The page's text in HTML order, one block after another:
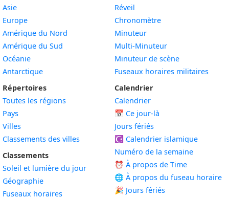
Asie
Europe
Amérique du Nord
Amérique du Sud
Océanie
Antarctique
Répertoires
Toutes les régions
Pays
Villes
Classements des villes
Classements
Soleil et lumière du jour
Géographie
Fuseaux horaires
Réveil
Chronomètre
Minuteur
Multi-Minuteur
Minuteur de scène
Fuseaux horaires militaires
Calendrier
Calendrier
📅 Ce jour-là
Jours fériés
☪️ Calendrier islamique
Numéro de la semaine
⏰ À propos de Time
🌐 À propos du fuseau horaire
🎉 Jours fériés